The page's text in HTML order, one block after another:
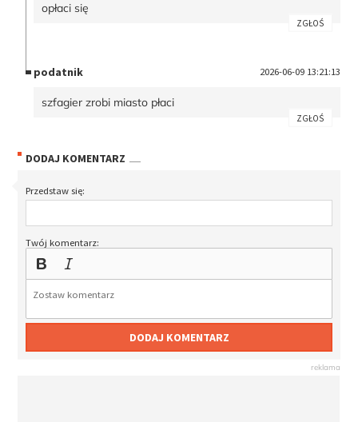
opłaci się
ZGŁOŚ
podatnik 2026-06-09 13:21:13
szfagier zrobi miasto płaci
ZGŁOŚ
DODAJ KOMENTARZ
Przedstaw się:
Twój komentarz:
DODAJ KOMENTARZ